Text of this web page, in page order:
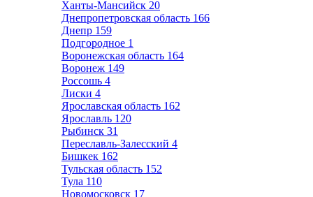
Ханты-Мансийск 20
Днепропетровская область 166
Днепр 159
Подгородное 1
Воронежская область 164
Воронеж 149
Россошь 4
Лиски 4
Ярославская область 162
Ярославль 120
Рыбинск 31
Переславль-Залесский 4
Бишкек 162
Тульская область 152
Тула 110
Новомосковск 17